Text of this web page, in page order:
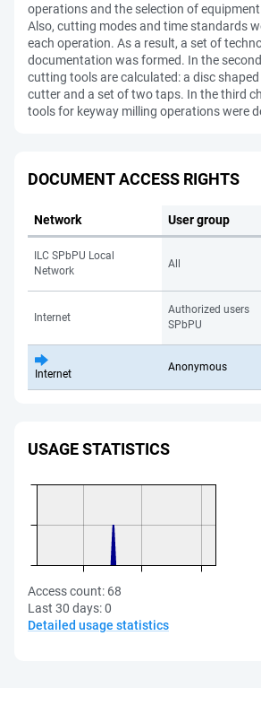
operations and the selection of
Also, cutting modes and time standards
each operation. As a result, a set of
documentation was formed. In the
cutting tools are calculated: a disc
cutter and a set of two taps. In the third
tools for keyway milling operations were
DOCUMENT ACCESS RIGHTS
Network User group
ILC SPbPU Local
Network
All
Internet
Authorized users
SPbPU
Internet
Anonymous
USAGE STATISTICS
Access count: 68
Last 30 days:0
Detailed usage statistics